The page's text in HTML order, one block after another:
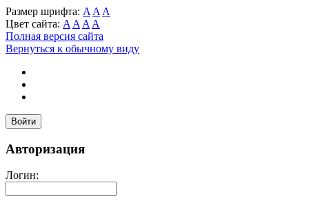
Размер шрифта: A A A
Цвет сайта: A A A A
Полная версия сайта
Вернуться к обычному виду
Войти
Авторизация
Логин: